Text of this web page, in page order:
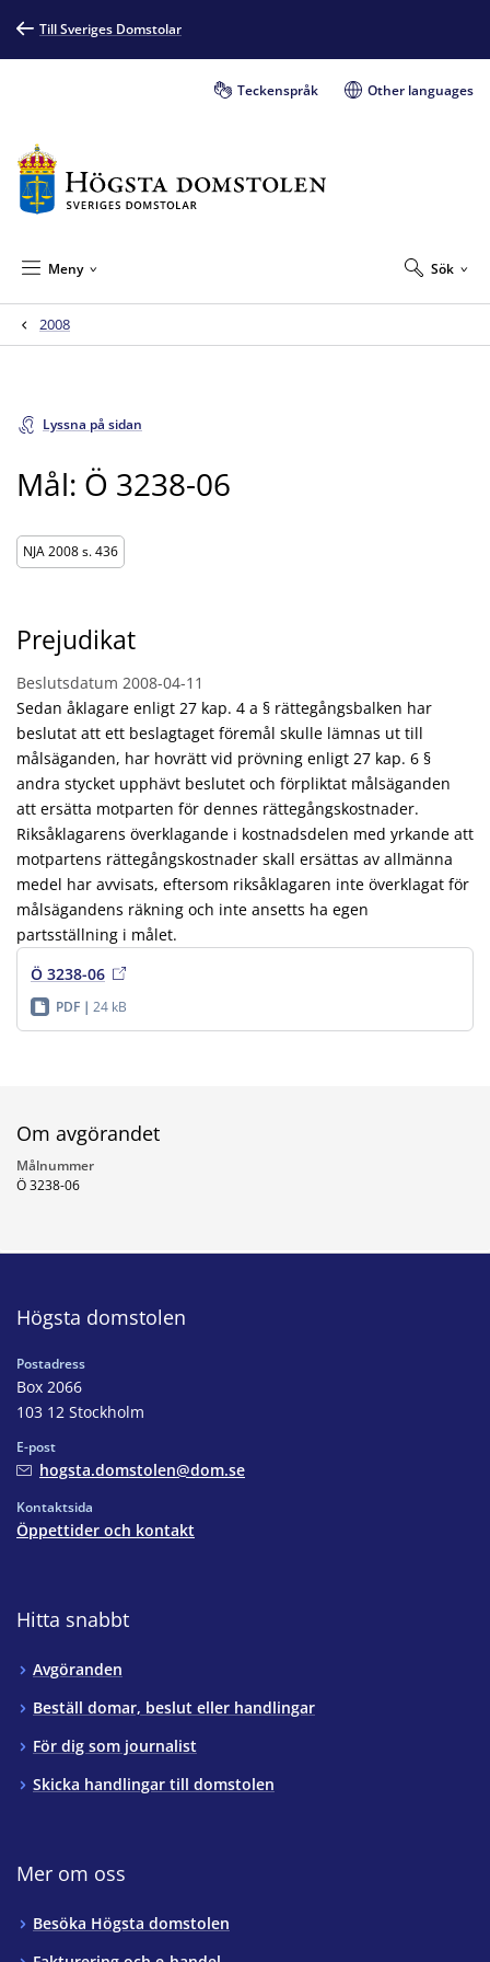
Till Sveriges Domstolar
Teckenspråk Other languages
Sök
Meny
2008
Lyssna på sidan
Mål: Ö 3238-06
NJA 2008 s. 436
Prejudikat
Beslutsdatum 2008-04-11
Sedan åklagare enligt 27 kap. 4 a § rättegångsbalken har
beslutat att ett beslagtaget föremål skulle lämnas ut till
målsäganden, har hovrätt vid prövning enligt 27 kap. 6 §
andra stycket upphävt beslutet och förpliktat målsäganden
att ersätta motparten för dennes rättegångskostnader.
Riksåklagarens överklagande i kostnadsdelen med yrkande att
motpartens rättegångskostnader skall ersättas av allmänna
medel har avvisats, eftersom riksåklagaren inte överklagat för
målsägandens räkning och inte ansetts ha egen
partsställning i målet.
Ö 3238-06
PDF 24 kB
Om avgörandet
Målnummer
Ö 3238-06
Högsta domstolen
Postadress
Box 2066
103 12 Stockholm
E-post
hogsta.domstolen@dom.se
Kontaktsida
Öppettider och kontakt
Hitta snabbt
Avgöranden
Beställ domar, beslut eller handlingar
För dig som journalist
Skicka handlingar till domstolen
Mer om oss
Besöka Högsta domstolen